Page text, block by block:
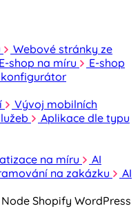
Webové stránky ze
E-shop na míru
E-shop
Vývoj mobilních
Aplikace dle typu
na míru
AI
na zakázku
AI
Node Shopify WordPress